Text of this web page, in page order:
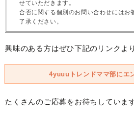
せていただきます。
合否に関する個別のお問い合わせにはお
了承ください。
興味のある方はぜひ下記のリンクよ
4yuuuトレンドママ部にエ
たくさんのご応募をお待ちしていま